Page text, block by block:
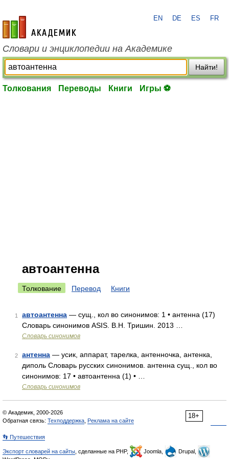
academic.ru
EN DE ES FR
Словари и энциклопедии на Академике
Найти!
Толкования Переводы Книги Игры ⚽
автоантенна
Толкование Перевод Книги
1 автоантенна — сущ., кол во синонимов: 1 • антенна (17)
Словарь синонимов ASIS. В.Н. Тришин. 2013 …
Словарь синонимов
2 антенна — усик, аппарат, тарелка, антенночка, антенка,
диполь Словарь русских синонимов. антенна сущ., кол во
синонимов: 17 • автоантенна (1) • …
Словарь синонимов
18+
© Академик, 2000-2026
Обратная связь: Техподдержка Реклама на сайте
👣 Путешествия
Экспорт словарей на сайты , сделанные на PHP, Joomla,
Drupal,